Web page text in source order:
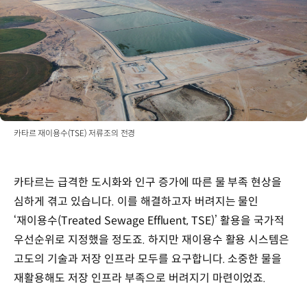
카타르 재이용수(TSE) 저류조의 전경
카타르는 급격한 도시화와 인구 증가에 따른 물 부족 현상을
심하게 겪고 있습니다. 이를 해결하고자 버려지는 물인
‘재이용수(Treated Sewage Effluent, TSE)’ 활용을 국가적
우선순위로 지정했을 정도죠. 하지만 재이용수 활용 시스템은
고도의 기술과 저장 인프라 모두를 요구합니다. 소중한 물을
재활용해도 저장 인프라 부족으로 버려지기 마련이었죠.